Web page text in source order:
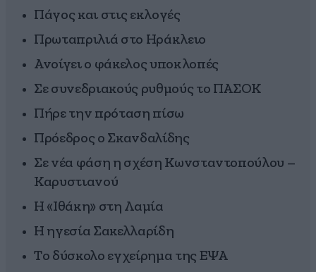
Πάγος και στις εκλογές
Πρωταπριλιά στο Ηράκλειο
Ανοίγει ο φάκελος υποκλοπές
Σε συνεδριακούς ρυθμούς το ΠΑΣΟΚ
Πήρε την πρόταση πίσω
Πρόεδρος ο Σκανδαλίδης
Σε νέα φάση η σχέση Κωνσταντοπούλου –
Καρυστιανού
Η «Ιθάκη» στη Λαμία
Η ηγεσία Σακελλαρίδη
Το δύσκολο εγχείρημα της ΕΨΑ